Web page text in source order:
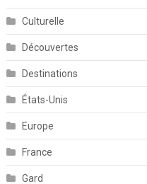
Culturelle
Découvertes
Destinations
États-Unis
Europe
France
Gard